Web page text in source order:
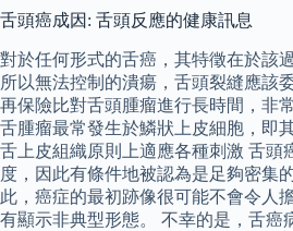
舌頭癌成因: 舌頭反應的健康訊息
對於任何形式的舌癌，其特徵在於該
所以無法控制的潰瘍，舌頭裂縫應該
再保險比對舌頭腫瘤進行長時間，非
舌腫瘤最常發生於鱗狀上皮細胞，即
舌上皮組織原則上適應各種刺激 舌頭
度，因此有條件地被認為是足夠密集
此，癌症的最初跡像很可能不會令人
有顯示非典型形態。 不幸的是，舌癌